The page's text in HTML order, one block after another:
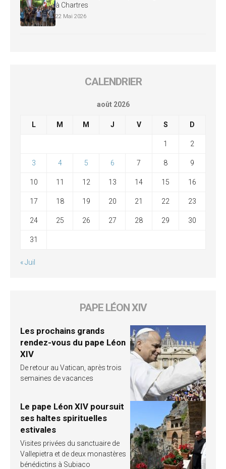
à Chartres
22 Mai 2026
CALENDRIER
août 2026
L M M J V S D
1 2
3 4 5 6 7 8 9
10 11 12 13 14 15 16
17 18 19 20 21 22 23
24 25 26 27 28 29 30
31
« Juil
PAPE LÉON XIV
Les prochains grands
rendez-vous du pape Léon
XIV
De retour au Vatican, après trois
semaines de vacances
Le pape Léon XIV poursuit
ses haltes spirituelles
estivales
Visites privées du sanctuaire de
Vallepietra et de deux monastères
bénédictins à Subiaco